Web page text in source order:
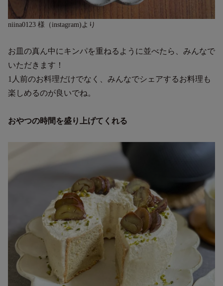
niina0123 様（instagram)より
お皿の真ん中にキンパを重ねるように並べたら、みんなで
いただきます！
1人前のお料理だけでなく、みんなでシェアするお料理も
楽しめるのが良いでね。
おやつの時間を盛り上げてくれる